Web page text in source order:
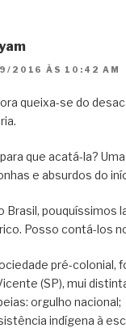
2016 ÀS 10:42 AM
queixa-se do
que acatá-la?
e absurdos do
Brasil, pouquíssimos
Posso contá-los
pré-colonial,
(SP), mui
orgulho nacional;
indígena à